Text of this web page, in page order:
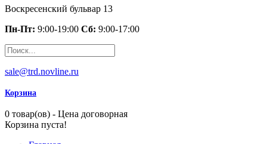
Воскресенский бульвар 13
Пн-Пт: 9:00-19:00 Сб: 9:00-17:00
sale@trd.novline.ru
Корзина
0 товар(ов) - Цена договорная
Корзина пуста!